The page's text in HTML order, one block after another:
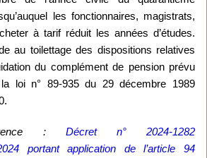
les fonctionnaires, magistrats,
à tarif réduit les années d’études.
au toilettage des dispositions relatives
du complément de pension prévu
loi n° 89-935 du 29 décembre 1989
:
Décret n° 2024-1282
portant application de l’article 94